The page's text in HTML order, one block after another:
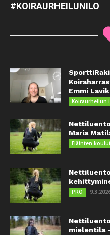
#KOIRAURHEILUNILO
Emmi
Koiraurheilun
Maria
Eläinten
Nettiluento
PRO
mielentila